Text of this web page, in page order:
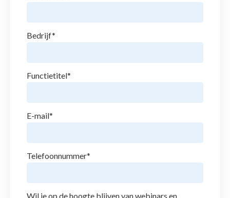
Bedrijf*
Functietitel*
E-mail*
Telefoonnummer*
Wil je op de hoogte blijven van webinars en